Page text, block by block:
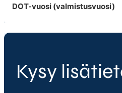
DOT-vuosi (valmistusvuosi)
Kysy